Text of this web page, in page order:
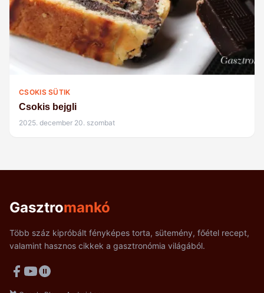
CSOKIS SÜTIK
Csokis bejgli
2025. december 20. szombat
Gasztromankó
Több száz kipróbált fényképes torta, sütemény, főétel recept,
valamint hasznos cikkek a gasztronómia világából.